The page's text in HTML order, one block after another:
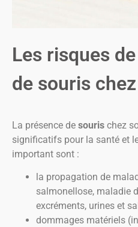
Les risques
de souris
La présence de souris chez
significatifs pour la santé et
important sont :
la propagation de
salmonellose, maladie
excréments, urines et
dommages matériels